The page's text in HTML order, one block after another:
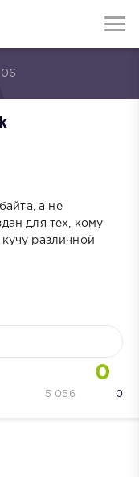
а не
для тех, кому
различной
0
0
5 056